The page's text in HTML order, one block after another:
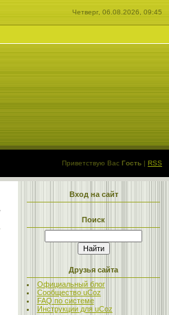
Четверг, 06.08.2026, 09:45
Приветствую Вас Гость | RSS
Вход на сайт
Поиск
Друзья сайта
Официальный блог
Сообщество uCoz
FAQ по системе
Инструкции для uCoz